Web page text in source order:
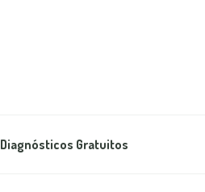
Diagnósticos Gratuitos